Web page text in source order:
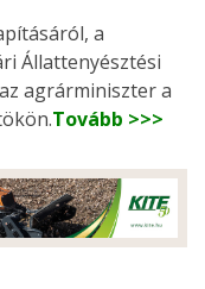
a
Állattenyésztési
agrárminiszter a
Tovább >>>